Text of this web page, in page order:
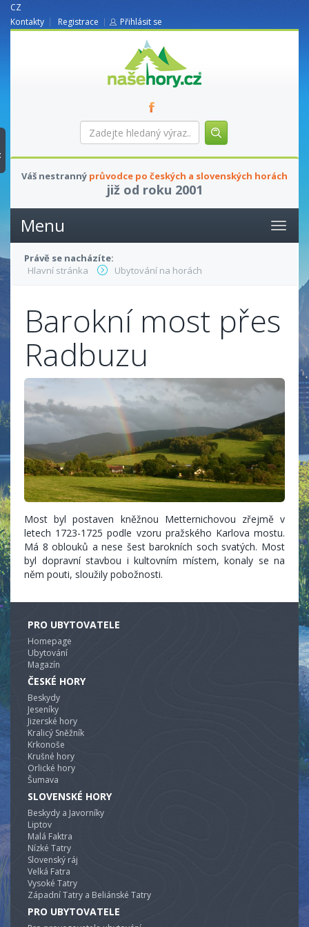
CZ
Kontakty
Registrace Přihlásit se
nasehory.cz
Zadejte
hledaný
Váš nestranný průvodce po českých a slovenských horách
již od roku 2001
Menu
Právě se nacházíte:
Hlavní stránka
Ubytování na horách
Barokní most přes
Radbuzu
Most byl postaven kněžnou Metternichovou zřejmě v
letech 1723-1725 podle vzoru pražského Karlova mostu.
Má 8 oblouků a nese šest barokních soch svatých. Most
byl dopravní stavbou i kultovním místem, konaly se na
něm pouti, sloužily pobožnosti.
PRO UBYTOVATELE
Homepage
Ubytování
Magazín
ČESKÉ HORY
Beskydy
Jeseníky
Jizerské hory
Kralicý Sněžník
Krkonoše
Krušné hory
Orlické hory
Šumava
SLOVENSKÉ HORY
Beskydy a Javorníky
Liptov
Malá Faktra
Nízké Tatry
Slovenský ráj
Velká Fatra
Vysoké Tatry
Západní Tatry a Beliánské Tatry
PRO UBYTOVATELE